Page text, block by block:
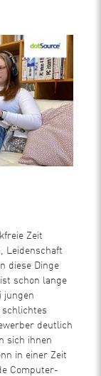
Zeit
Leidenschaft
diese Dinge
schon lange
jungen
schlichtes
deutlich
sich ihnen
in einer Zeit
Computer-